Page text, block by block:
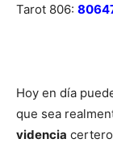
Tarot 806:
Hoy en día
que sea
videncia